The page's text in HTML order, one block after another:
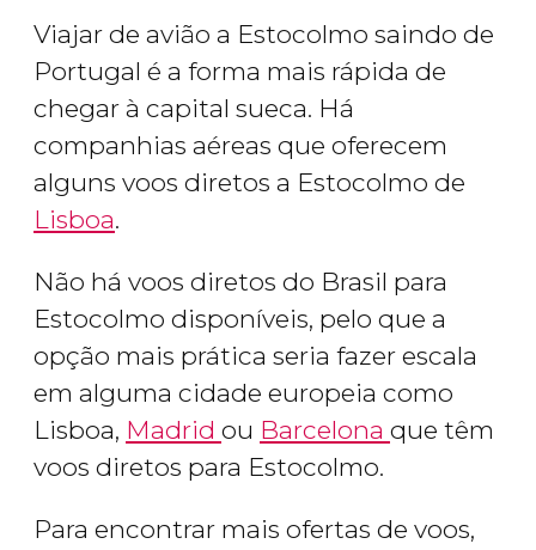
Viajar de avião a Estocolmo saindo de
Portugal é a forma mais rápida de
chegar à capital sueca. Há
companhias aéreas que oferecem
alguns voos diretos a Estocolmo de
Lisboa.
Não há voos diretos do Brasil para
Estocolmo disponíveis, pelo que a
opção mais prática seria fazer escala
em alguma cidade europeia como
Lisboa, Madrid ou Barcelona que têm
voos diretos para Estocolmo.
Para encontrar mais ofertas de voos,